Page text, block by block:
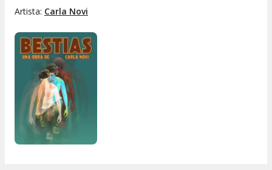
estructural; desde el amor, desde la ira, desde el poder?
es lo que hace que un cuerpo sea violento, y el otro no?
Coloquio con la actriz y directora al terminar la función.
Texto y dirección:
Interpretación:
Voz en off/videos:
Coreógrafa:
Música:
Aldo Obregón
Artista: Carla Novi